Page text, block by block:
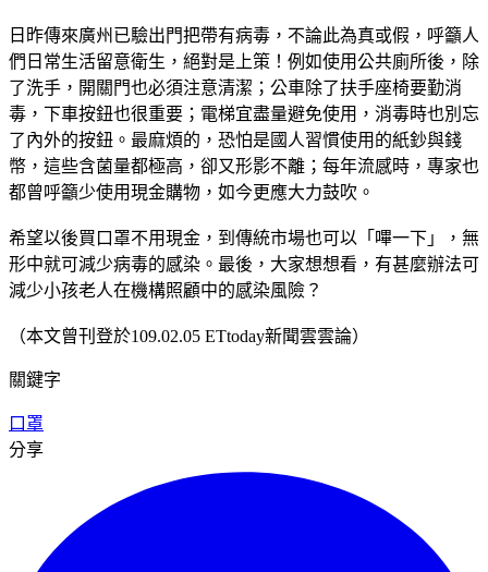
日昨傳來廣州已驗出門把帶有病毒，不論此為真或假，呼籲人
們日常生活留意衛生，絕對是上策！例如使用公共廁所後，除
了洗手，開關門也必須注意清潔；公車除了扶手座椅要勤消
毒，下車按鈕也很重要；電梯宜盡量避免使用，消毒時也別忘
了內外的按鈕。最麻煩的，恐怕是國人習慣使用的紙鈔與錢
幣，這些含菌量都極高，卻又形影不離；每年流感時，專家也
都曾呼籲少使用現金購物，如今更應大力鼓吹。
希望以後買口罩不用現金，到傳統市場也可以「嗶一下」，無
形中就可減少病毒的感染。最後，大家想想看，有甚麼辦法可
減少小孩老人在機構照顧中的感染風險？
（本文曾刊登於109.02.05 ETtoday新聞雲雲論）
關鍵字
口罩
分享